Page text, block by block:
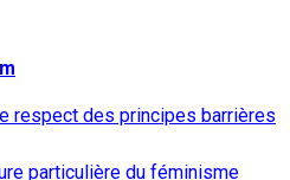
respect des principes barrières
particulière du féminisme